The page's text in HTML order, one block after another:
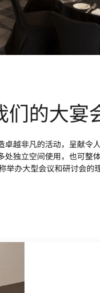
们的大宴
越非凡的活动，呈献令
独立空间使用，也可整
办大型会议和研讨会的